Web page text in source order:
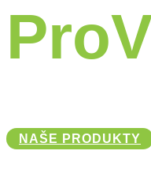
NAŠE PRODUKTY